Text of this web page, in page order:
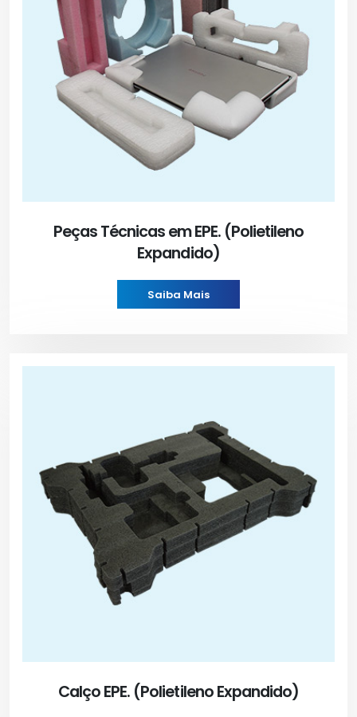
Peças Técnicas em EPE. (Polietileno
Expandido)
Saiba Mais
Calço EPE. (Polietileno Expandido)